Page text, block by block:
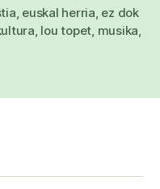
, euskal herria, ez dok
, lou topet, musika,